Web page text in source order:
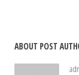
ABOUT POST